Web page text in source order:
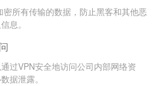
密所有传输的数据，防止黑客和其他恶
息。
过VPN安全地访问公司内部网络资
据泄露。